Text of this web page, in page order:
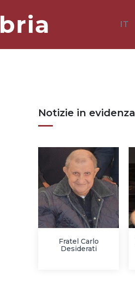
IT
Notizie in evidenza
Fratel Carlo
Desiderati